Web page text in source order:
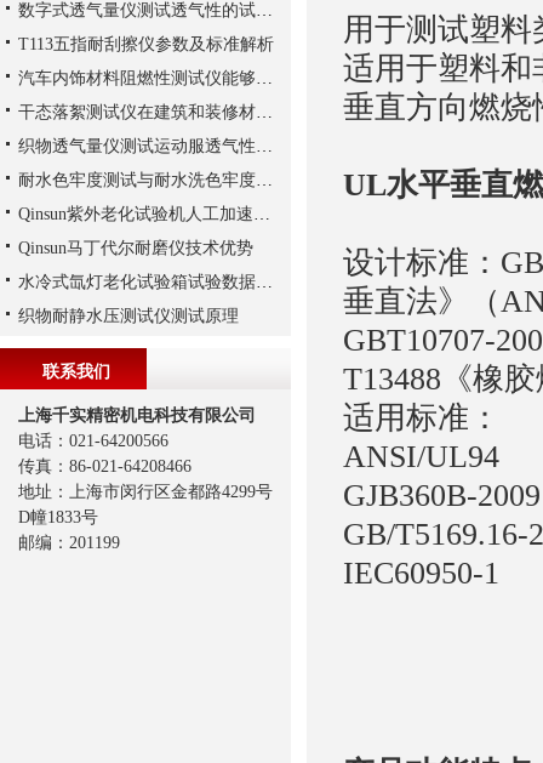
用于测试塑
适用于塑料和
垂直方向燃烧
UL水平垂直
设计标准：
垂直法》（
GBT10707-
T13488《橡
适用标准：
ANSI/UL94
GJB360B-
GB/T5169.16-
IEC60950-1
数字式透气量仪测试透气性的试验解析
T113五指耐刮擦仪参数及标准解析
汽车内饰材料阻燃性测试仪能够测试多种不同的内饰材料
干态落絮测试仪在建筑和装修材料中的应用
织物透气量仪测试运动服透气性解析
耐水色牢度测试与耐水洗色牢度测试
Qinsun紫外老化试验机人工加速老化实验
Qinsun马丁代尔耐磨仪技术优势
水冷式氙灯老化试验箱试验数据与自然老化数据比较
织物耐静水压测试仪测试原理
联系我们
上海千实精密机电科技有限公司
电话：021-64200566
传真：86-021-64208466
地址：上海市闵行区金都路4299号
D幢1833号
邮编：201199